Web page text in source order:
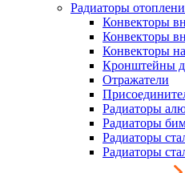
Радиаторы
Конвекторы
Конвекторы
Конвекторы
Кронштейны
Отражатели
Радиаторы
Радиаторы
Радиаторы
Радиаторы